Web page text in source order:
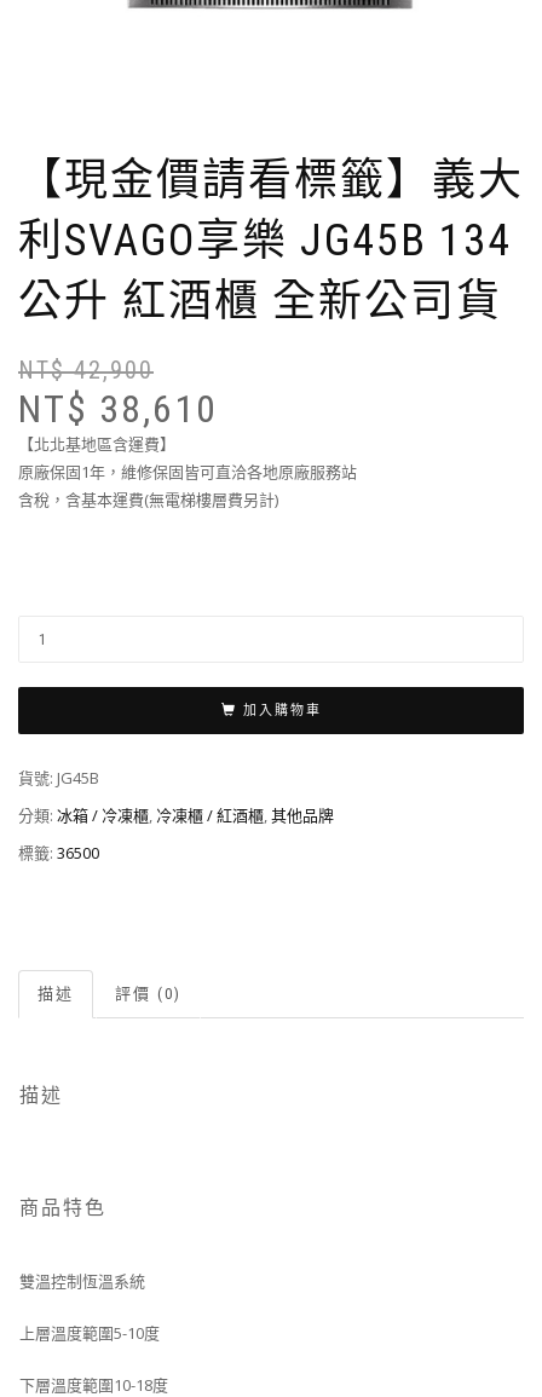
【現金價請看標籤】義大
利SVAGO享樂 JG45B 134
公升 紅酒櫃 全新公司貨
NT$42,900
NT$ 38,610
【北北基地區含運費】
原廠保固1年，維修保固皆可直洽各地原廠服務站
含稅，含基本運費(無電梯樓層費另計)
加入購物車
貨號: JG45B
分類: 冰箱 / 冷凍櫃, 冷凍櫃 / 紅酒櫃,其他品牌
標籤: 36500
描述 評價 (0)
描述
商品特色
雙溫控制恆溫系統
上層溫度範圍5-10度
下層溫度範圍10-18度